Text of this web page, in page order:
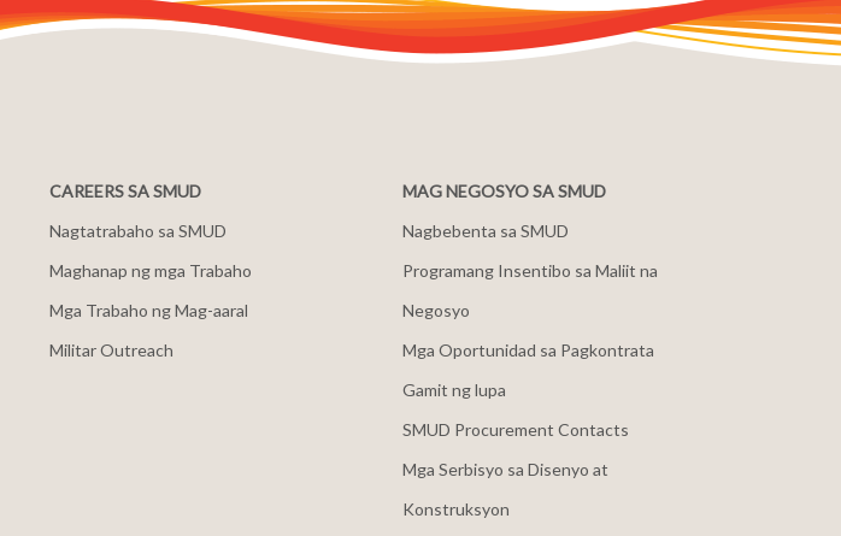
CAREERS SA SMUD
Nagtatrabaho sa SMUD
Maghanap ng mga Trabaho
Mga Trabaho ng Mag-aaral
Militar Outreach
MAG NEGOSYO SA SMUD
Nagbebenta sa SMUD
Programang Insentibo sa Maliit na
Negosyo
Mga Oportunidad sa Pagkontrata
Gamit ng lupa
SMUD Procurement Contacts
Mga Serbisyo sa Disenyo at
Konstruksyon